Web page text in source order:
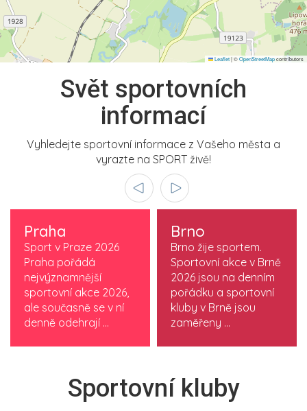
Leaflet|©OpenStreetMapcontributors
Svět sportovních
informací
Vyhledejte sportovní informace z Vašeho města a
vyrazte na SPORT živě!
Praha
Sport v Praze 2026
Praha pořádá
nejvýznamnější
sportovní akce 2026,
ale současně se v ní
denně odehrají ...
Brno
Brno žije sportem.
Sportovní akce v Brně
2026 jsou na denním
pořádku a sportovní
kluby v Brně jsou
zaměřeny ...
Sportovní kluby